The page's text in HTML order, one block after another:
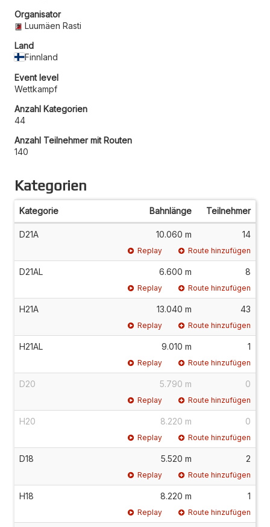
Organisator
Luumäen Rasti
Land
Finnland
Event level
Wettkampf
Anzahl Kategorien
44
Anzahl Teilnehmer mit Routen
140
Kategorien
Kategorie Bahnlänge Teilnehmer
D21A 10.060 m 14
Replay Route hinzufügen
D21AL 6.600 m 8
Replay Route hinzufügen
H21A 13.040 m 43
Replay Route hinzufügen
H21AL 9.010 m 1
Replay Route hinzufügen
D20 5.790 m 0
Replay Route hinzufügen
H20 8.220 m 0
Replay Route hinzufügen
D18 5.520 m 2
Replay Route hinzufügen
H18 8.220 m 1
Replay Route hinzufügen